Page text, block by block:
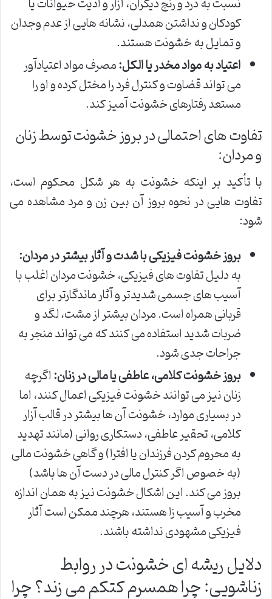
کودکان و نداشتن همدلی، نشانه هایی از عدم وجدان
و تمایل به خشونت هستند.
اعتیاد به مواد مخدر یا الکل:مصرف مواد اعتیادآور
می تواند قضاوت و کنترل فرد را مختل کرده و او را
مستعد رفتارهای خشونت آمیز کند.
تفاوت های احتمالی در بروز خشونت توسط زنان
و مردان:
با تأکید بر اینکه خشونت به هر شکل محکوم است،
تفاوت هایی در نحوه بروز آن بین زن و مرد مشاهده می
شود:
بروز خشونت فیزیکی با شدت و آثار بیشتر در مردان:
به دلیل تفاوت های فیزیکی، خشونت مردان اغلب با
آسیب های جسمی شدیدتر و آثار ماندگارتر برای
قربانی همراه است. مردان بیشتر از مشت، لگد و
ضربات شدید استفاده می کنند که می تواند منجر به
جراحات جدی شود.
بروز خشونت کلامی، عاطفی یا مالی در زنان:اگرچه
زنان نیز می توانند خشونت فیزیکی اعمال کنند، اما
در بسیاری موارد، خشونت آن ها بیشتر در قالب آزار
کلامی، تحقیر عاطفی، دستکاری روانی (مانند تهدید
به محروم کردن فرزندان یا افترا) و گاهی خشونت مالی
(به خصوص اگر کنترل مالی در دست آن ها باشد)
بروز می کند. این اشکال خشونت نیز به همان اندازه
مخرب و آسیب زا هستند، هرچند ممکن است آثار
فیزیکی مشهودی نداشته باشند.
دلایل ریشه ای خشونت در روابط
زناشویی: چرا همسرم کتکم می زند؟ چرا